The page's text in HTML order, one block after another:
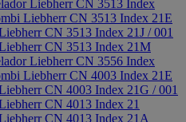
Liebherr CN 3513 Index
Liebherr CN 3513 Index 21E
CN 3513 Index 21J / 001
CN 3513 Index 21M
Liebherr CN 3556 Index
Liebherr CN 4003 Index 21E
CN 4003 Index 21G / 001
CN 4013 Index 21
CN 4013 Index 21A